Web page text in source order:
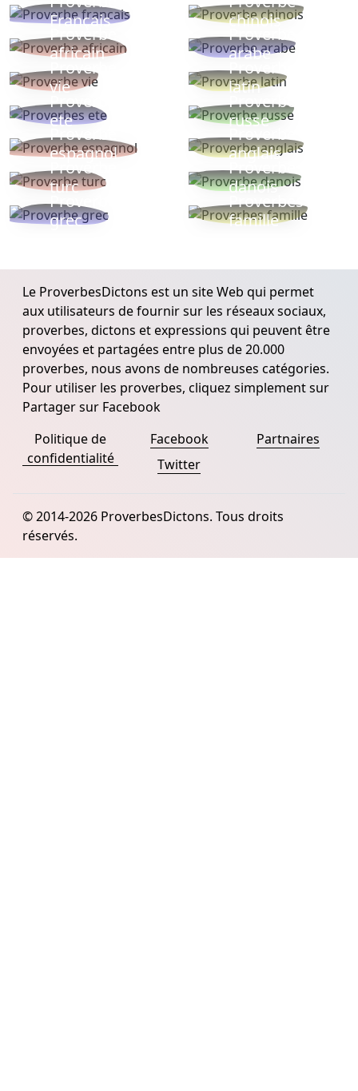
Français
chinois
Proverbe
africain
Proverbe
arabe
Proverbe
vie
Proverbe
latin
Proverbes
ete
Proverbe
russe
Proverbe
espagnol
Proverbe
anglais
Proverbe
turc
Proverbe
danois
Proverbe
grec
Proverbes
famille
Le ProverbesDictons est un site Web qui permet
aux utilisateurs de fournir sur les réseaux sociaux,
proverbes, dictons et expressions qui peuvent être
envoyées et partagées entre plus de 20.000
proverbes, nous avons de nombreuses catégories.
Pour utiliser les proverbes, cliquez simplement sur
Partager sur Facebook
Politique de
confidentialité
Facebook
Twitter
Partnaires
© 2014-2026 ProverbesDictons. Tous droits
réservés.